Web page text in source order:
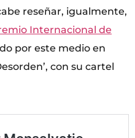
reseñar, igualmente,
Internacional de
por este medio en
con su cartel